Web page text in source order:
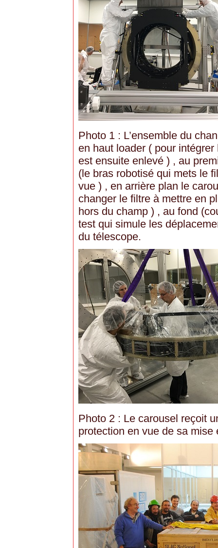
Photo 1 : L’ensemble du
en haut loader ( pour
est ensuite enlevé ) , au
(le bras robotisé qui mets le
vue ) , en arrière plan le
changer le filtre à mettre en
hors du champ ) , au fond
test qui simule les
du télescope.
Photo 2 : Le carousel reçoit
protection en vue de sa mise